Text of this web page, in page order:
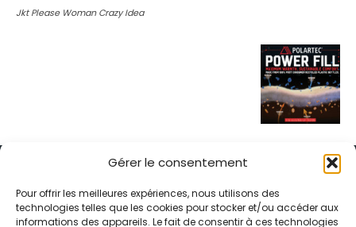
Gérer le consentement
Pour offrir les meilleures expériences, nous utilisons des
technologies telles que les cookies pour stocker et/ou accéder aux
informations des appareils. Le fait de consentir à ces technologies
Jkt Please Woman Crazy Idea